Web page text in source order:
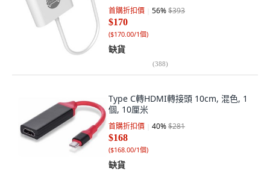
首購折扣價 56%$393
$170
($170.00/1個)
缺貨
(388)
Type C轉HDMI轉接頭 10cm, 混色, 1
個, 10厘米
首購折扣價 40%$281
$168
($168.00/1個)
缺貨